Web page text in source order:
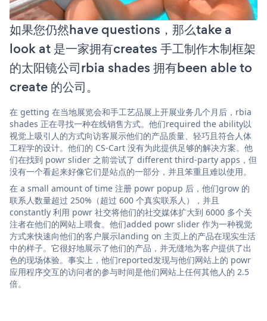
如果您仍然have questions，那么take a
look at 是一家拥有creates 手工制作木制框架
的太阳镜公司rbia shades 拥有been able to
create 的公司。
在 getting 在当地展览会和手工艺品展上开展业务几个月后，rbia
shades 正在寻找一种在线销售方式。他们required the ability以
视觉上吸引人的方式向访客展示他们的产品质量、轻巧且符合人体
工程学的设计。他们的 CS-Cart 没有为此提供足够的解决方案。他
们在找到 powr slider 之前尝试了 different third-party apps，但
没有一个看起来好像它们是站点的一部分，并且笨重且难以使用。
在 a small amount of time 注册 powr popup 后，他们grow 的
联系人数量超过 250%（超过 600 个真实联系人），并且
constantly 利用 powr 社交将他们的社交媒体扩大到 6000 多个关
注者在他们的网站上喂食。他们added powr slider 作为一种视觉
方式来快速向他们的客户展示landing on 主页上的产品在现实生活
中的样子。它很好地展示了他们的产品，并无缝地为客户提供了出
色的现场体验。事实上，他们reported发现与他们网站上的 powr
应用程序交互的访问者的参与时间是他们网站上任何其他人的 2.5
倍。